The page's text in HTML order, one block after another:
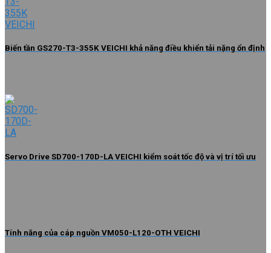
Biến tần GS270-T3-355K VEICHI khả năng điều khiển tải nặng ổn định
Servo Drive SD700-170D-LA VEICHI kiểm soát tốc độ và vị trí tối ưu
Tính năng của cáp nguồn VM050-L120-OTH VEICHI